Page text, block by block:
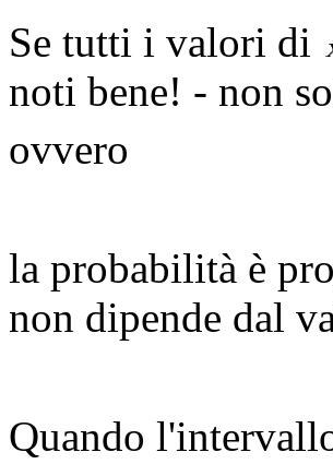
Se tutti i valori di
noti bene! - non
ovvero
la probabilità è
non dipende dal
Quando